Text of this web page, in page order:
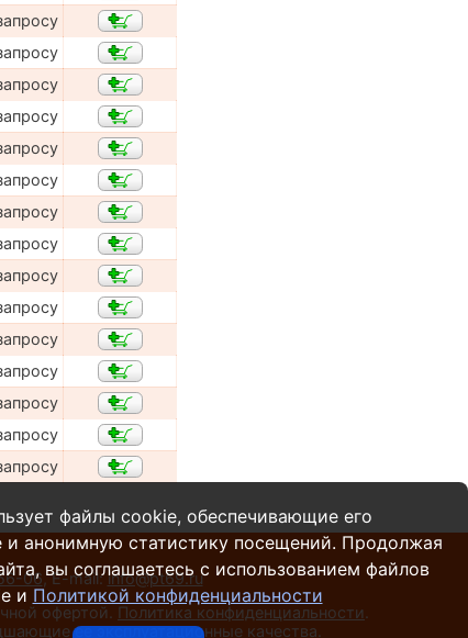
06 ,E-mail:info@pt69.ru
офертой. Политика конфиденциальности
ее эксплуатационные качества.
файлы cookie, обеспечивающие его
и анонимную статистику посещений. Продолжая
вы соглашаетесь с использованием файлов
и Политикой конфиденциальности